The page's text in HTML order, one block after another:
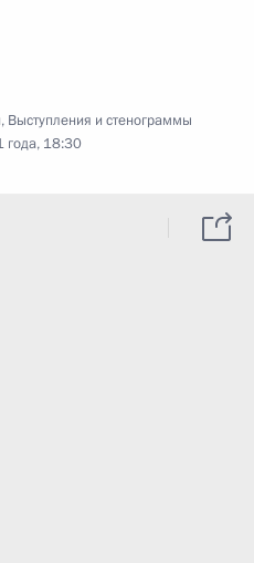
, Выступления и стенограммы
года, 18:30